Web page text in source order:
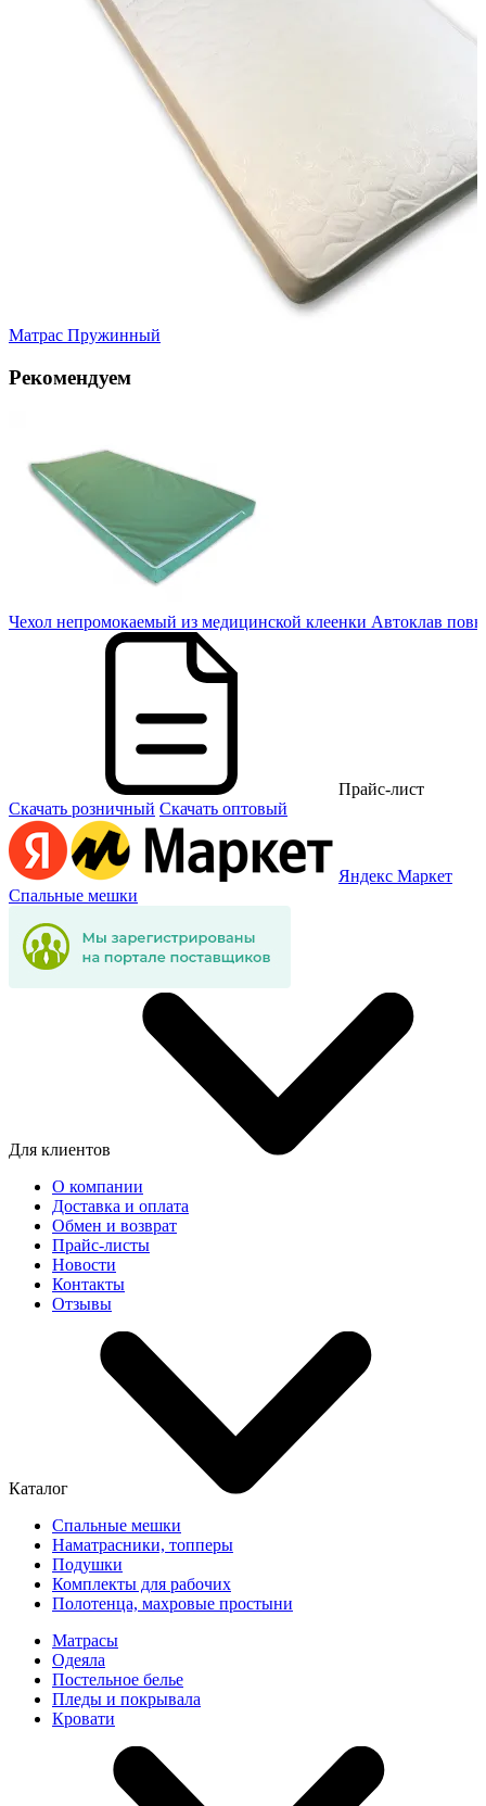
Матрас Пружинный
Рекомендуем
Чехол непромокаемый из медицинской клеенки Автоклав
Прайс-лист
Скачать розничный Скачать оптовый
Яндекс Маркет
Спальные мешки
Для клиентов
О компании
Доставка и оплата
Обмен и возврат
Прайс-листы
Новости
Контакты
Отзывы
Каталог
Спальные мешки
Наматрасники, топперы
Подушки
Комплекты для рабочих
Полотенца, махровые простыни
Матрасы
Одеяла
Постельное белье
Пледы и покрывала
Кровати